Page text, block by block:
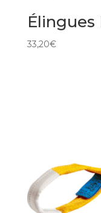
Élingues
33,20€